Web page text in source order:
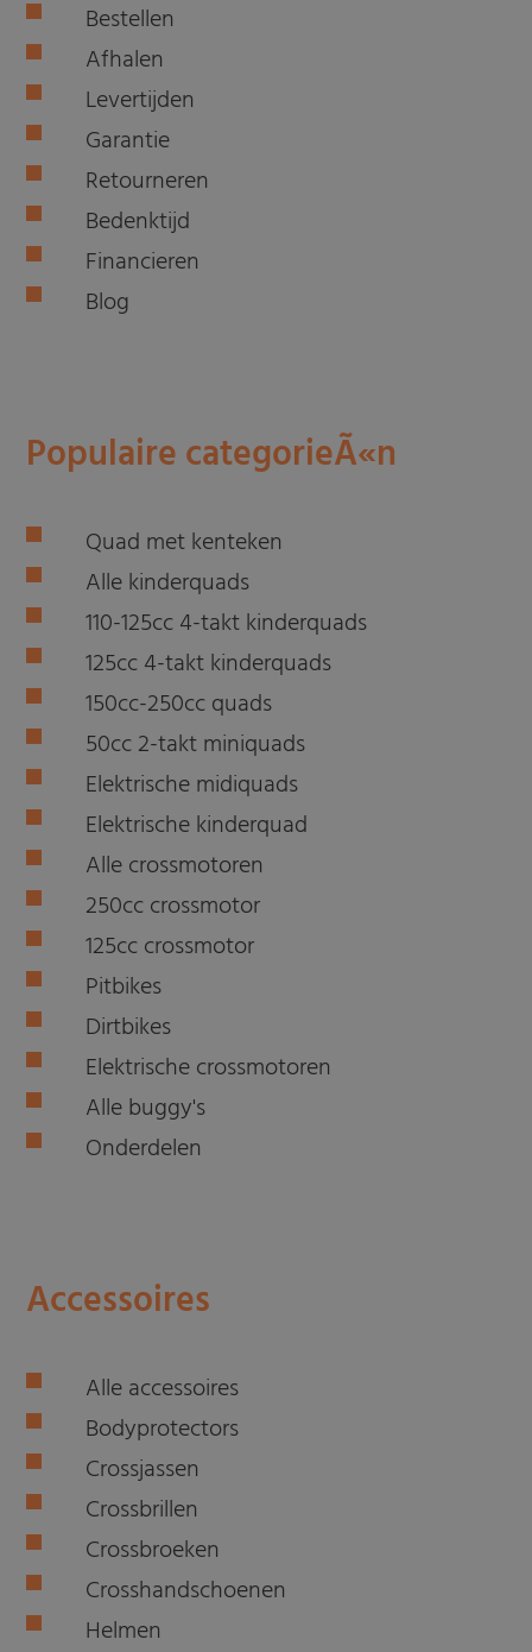
Bestellen
Afhalen
Levertijden
Garantie
Retourneren
Bedenktijd
Financieren
Blog
Populaire categorieÃ«n
Quad met kenteken
Alle kinderquads
110-125cc 4-takt kinderquads
125cc 4-takt kinderquads
150cc-250cc quads
50cc 2-takt miniquads
Elektrische midiquads
Elektrische kinderquad
Alle crossmotoren
250cc crossmotor
125cc crossmotor
Pitbikes
Dirtbikes
Elektrische crossmotoren
Alle buggy's
Onderdelen
Accessoires
Alle accessoires
Bodyprotectors
Crossjassen
Crossbrillen
Crossbroeken
Crosshandschoenen
Helmen